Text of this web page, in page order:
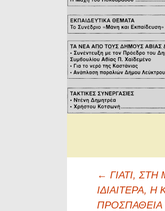
Πλοήγηση
άρθρων
← ΓΙΑΤΙ,
ΙΔΙΑΙΤΕΡΑ, Η
ΠΡΟΣΠΑΘΕΙΑ